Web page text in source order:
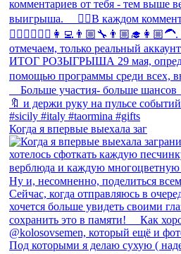
Когда я впервые выехала заг